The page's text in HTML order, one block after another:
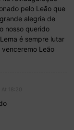
pelo Leão que
alegria de
nosso querido
é sempre lutar
Leão